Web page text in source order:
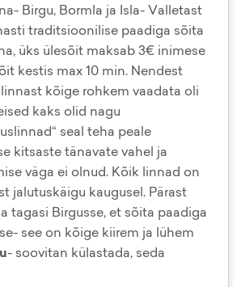
Birgu, Bormla ja Isla- Valletast
traditsioonilise paadiga sõita
üks ülesõit maksab 3€ inimese
kestis max 10 min. Nendest
kõige rohkem vaadata oli
kaks olid nagu
seal teha peale
kitsaste tänavate vahel ja
väga ei olnud. Kõik linnad on
jalutuskäigu kaugusel. Pärast
tagasi Birgusse, et sõita paadiga
see on kõige kiirem ja lühem
- soovitan külastada, seda